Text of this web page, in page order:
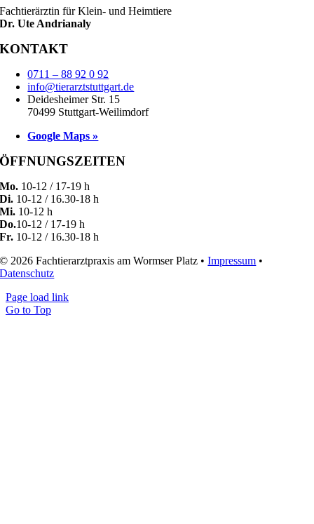
Fachtierärztin für Klein- und Heimtiere
Dr. Ute Andrianaly
KONTAKT
0711 – 88 92 0 92
info@tierarztstuttgart.de
Deidesheimer Str. 15
70499 Stuttgart-Weilimdorf
Google Maps »
ÖFFNUNGSZEITEN
Mo. 10-12 / 17-19 h
Di. 10-12 / 16.30-18 h
Mi. 10-12 h
Do.10-12 / 17-19 h
Fr. 10-12 / 16.30-18 h
© 2026 Fachtierarztpraxis am Wormser Platz •Impressum •
Datenschutz
Page load link
Go to Top